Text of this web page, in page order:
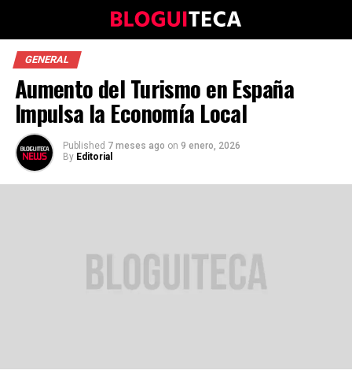
GENERAL
Aumento del Turismo en España
Impulsa la Economía Local
Published 7 meses ago on 9 enero, 2026
By Editorial